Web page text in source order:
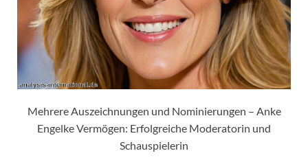
Mehrere Auszeichnungen und Nominierungen – Anke
Engelke Vermögen: Erfolgreiche Moderatorin und
Schauspielerin